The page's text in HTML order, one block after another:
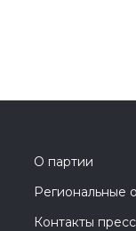
О партии
Региональные
Контакты